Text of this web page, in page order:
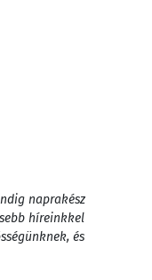
naprakész
híreinkkel
és